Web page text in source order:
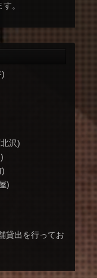
。
)
沢)
)
)
貸出を行ってお